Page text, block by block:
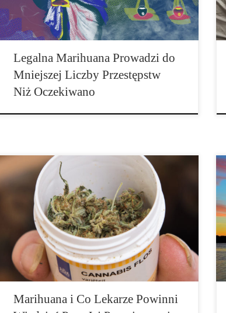
podatków i inne ulepszenia mogą być
zagwarantowane, jeżeli marihuana jest […]
Legalna Marihuana Prowadzi do
Mniejszej Liczby Przestępstw
Niż Oczekiwano
Pacjenci z poważnym schorzeniem mają prawo do
leczenia konopiami indyjskimi, czyli inaczej mówiąc
medyczną marihuaną. W Niemczech jest to możliwe
pod pewnymi warunkami od marca 2017 roku, u nas
od listopada 2017 roku. Od tego czasu każdy lekarz
rodzinny i specjalista może przepisać suszone kwiaty i
ekstrakty z konopi indyjskich […]
Marihuana i Co Lekarze Powinni